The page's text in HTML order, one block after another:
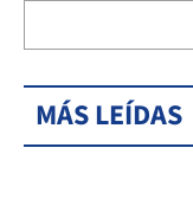
MÁS LEÍDAS